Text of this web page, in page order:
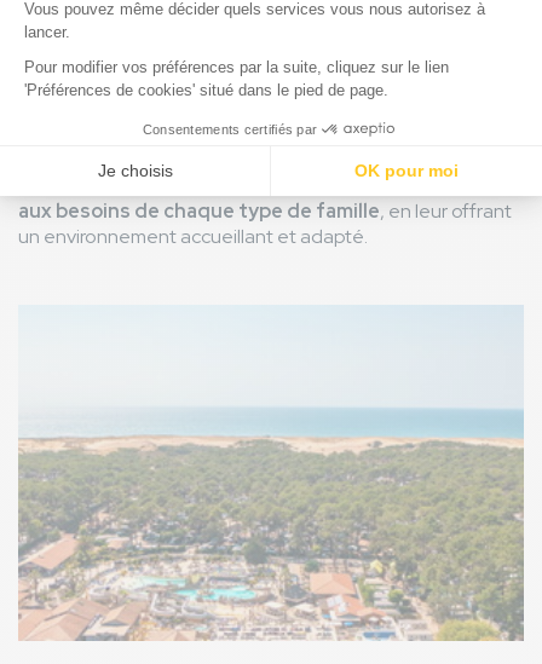
oncles, cousins et amis permettant ainsi à chacun de
partager des moments inoubliables.
Famille multigénérationnelle: nos installations
sont conçues pour convenir à tous les âges,
rassemblent et profitent ensemble.
notre camping familial s'efforce de répondre
aux besoins de chaque type de famille, en leur offrant
un environnement accueillant et adapté.